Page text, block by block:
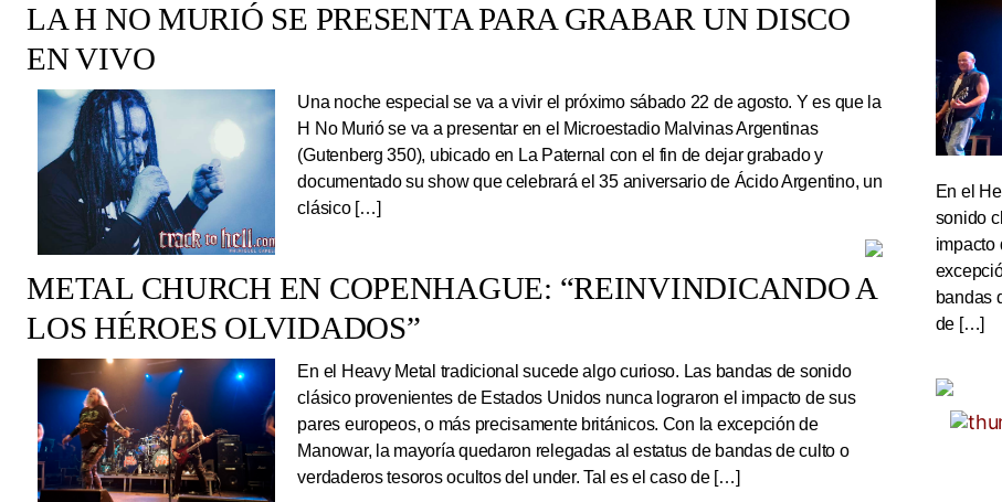
LA H NO MURIÓ SE PRESENTA PARA GRABAR UN DISCO
EN VIVO
Una noche especial se va a vivir el próximo sábado 22 de agosto. Y es que la
H No Murió se va a presentar en el Microestadio Malvinas Argentinas
(Gutenberg 350), ubicado en La Paternal con el fin de dejar grabado y
documentado su show que celebrará el 35 aniversario de Ácido Argentino, un
clásico […]
METAL CHURCH EN COPENHAGUE: “REINVINDICANDO A
LOS HÉROES OLVIDADOS”
En el Heavy Metal tradicional sucede algo curioso. Las bandas de sonido
clásico provenientes de Estados Unidos nunca lograron el impacto de sus
pares europeos, o más precisamente británicos. Con la excepción de
Manowar, la mayoría quedaron relegadas al estatus de bandas de culto o
verdaderos tesoros ocultos del under. Tal es el caso de […]
En el
sonido
impacto
bandas
de […]